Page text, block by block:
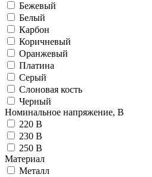
Бежевый
Белый
Карбон
Коричневый
Оранжевый
Платина
Серый
Слоновая кость
Черный
Номинальное напряжение, В
220 В
230 В
250 В
Материал
Металл